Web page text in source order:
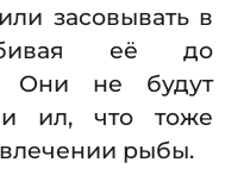
засовывать в
её до
Они не будут
ил, что тоже
рыбы.